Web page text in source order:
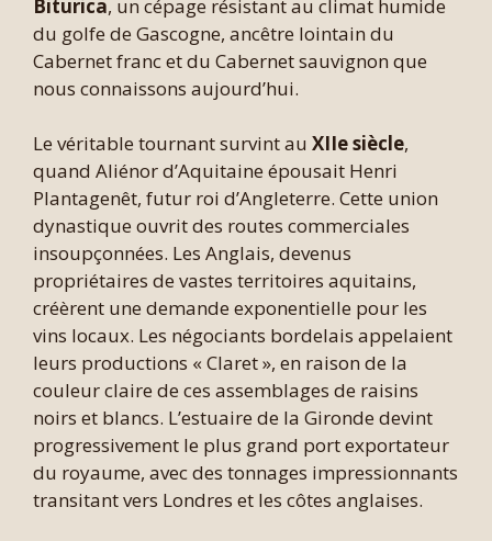
Biturica, un cépage résistant au climat humide
du golfe de Gascogne, ancêtre lointain du
Cabernet franc et du Cabernet sauvignon que
nous connaissons aujourd’hui.
Le véritable tournant survint au XIIe siècle,
quand Aliénor d’Aquitaine épousait Henri
Plantagenêt, futur roi d’Angleterre. Cette union
dynastique ouvrit des routes commerciales
insoupçonnées. Les Anglais, devenus
propriétaires de vastes territoires aquitains,
créèrent une demande exponentielle pour les
vins locaux. Les négociants bordelais appelaient
leurs productions « Claret », en raison de la
couleur claire de ces assemblages de raisins
noirs et blancs. L’estuaire de la Gironde devint
progressivement le plus grand port exportateur
du royaume, avec des tonnages impressionnants
transitant vers Londres et les côtes anglaises.